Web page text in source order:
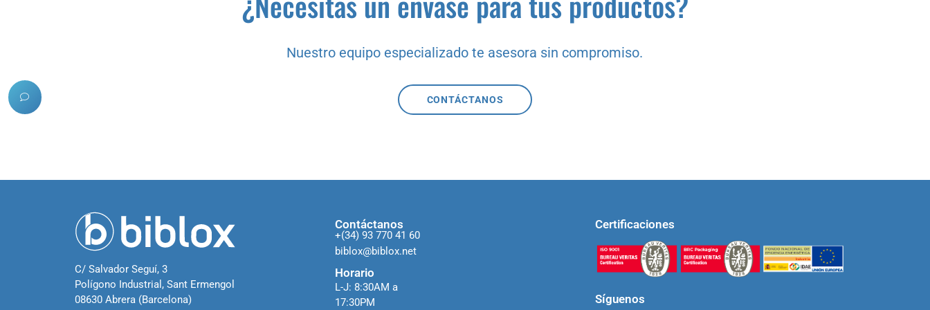
Nuestro equipo especializado te asesora sin compromiso.
CONTÁCTANOS
C/ Salvador Seguí, 3
Polígono Industrial, Sant Ermengol
08630 Abrera (Barcelona)
Contáctanos
+(34) 93 770 41 60
biblox@biblox.net
Horario
L-J: 8:30AM a
17:30PM
Certificaciones
Síguenos